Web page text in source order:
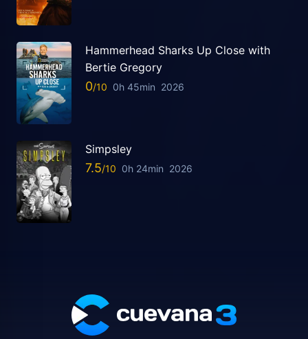
Hammerhead Sharks Up Close with
Bertie Gregory
0 0h 45min 2026
Simpsley
7.5 0h 24min 2026